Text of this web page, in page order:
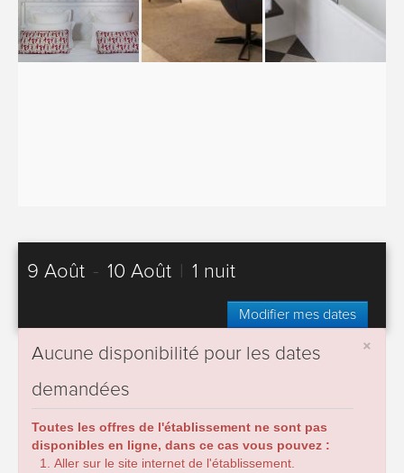
9 Août - 10 Août 1 nuit
Modifier mes dates
×
Aucune disponibilité pour les dates
demandées
Toutes les offres de l'établissement ne sont pas
disponibles en ligne, dans ce cas vous pouvez :
Aller sur le site internet de l'établissement.